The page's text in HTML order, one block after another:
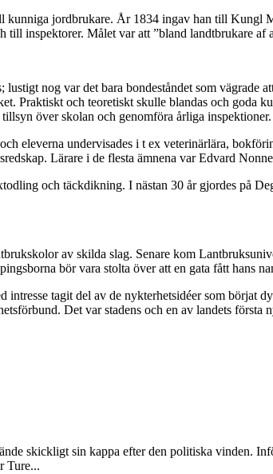
jordbrukare. År 1834 ingav han till Kungl
inspektorer. Målet var att ”bland landtbrukare af
nog var det bara bondeståndet som vägrade
Praktiskt och teoretiskt skulle blandas och goda
över skolan och genomföra årliga inspektioner.
eleverna undervisades i t ex veterinärlära,
Lärare i de flesta ämnena var Edvard
och täckdikning. I nästan 30 år gjordes på
av skilda slag. Senare kom
bör vara stolta över att en gata fått hans
tagit del av de nykterhetsidéer som börjat
Det var stadens och en av landets första
skickligt sin kappa efter den politiska vinden.
Ture...